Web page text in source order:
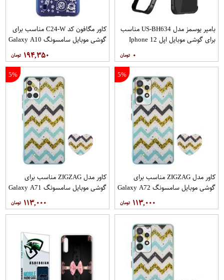
بامپر یوسمز مدل US-BH634 مناسب
برای گوشی موبایل اپل Iphone 12
۰
کاور مگافون کد C24-W مناسب برای
گوشی موبایل سامسونگ Galaxy A10
۱۹۴,۳۵۰
5%
کاور مدل ZIGZAG مناسب برای
گوشی موبایل سامسونگ Galaxy A72
۱۱۳,۰۰۰
5%
کاور مدل ZIGZAG مناسب برای
گوشی موبایل سامسونگ Galaxy A71
۱۱۳,۰۰۰